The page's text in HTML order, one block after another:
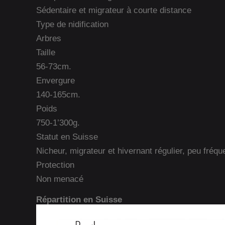
Sédentaire et migrateur à courte distance
Type de nidification
Arbres
Taille
56-73cm.
Envergure
140-165cm.
Poids
750-1’300g.
Statut en Suisse
Nicheur, migrateur et hivernant régulier, peu
Protection
Non menacé
Répartition en Suisse